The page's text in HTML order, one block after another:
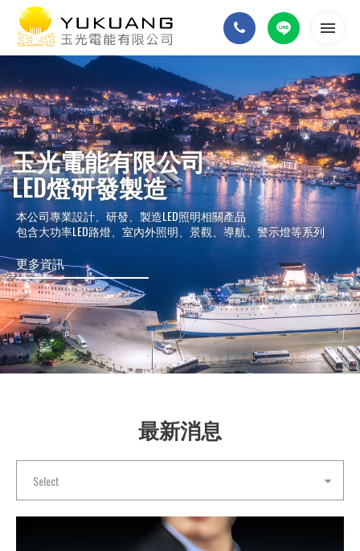
玉光電能有限公司
LED燈研發製造
本公司專業設計、研發、製造LED照明相關產品
包含大功率LED路燈、室內外照明、景觀、導航、警示燈等系列
更多資訊
最新消息
Select
首頁
關於我們
產品介紹
最新消息
聯絡我們